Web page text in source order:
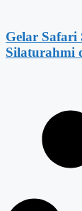
Gelar Safari
Silaturahmi